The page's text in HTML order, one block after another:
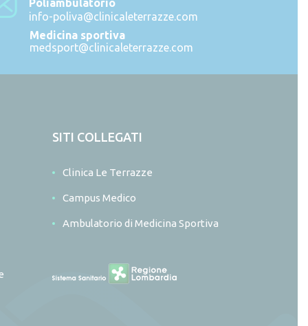
Poliambulatorio
info-poliva@clinicaleterrazze.com
Medicina sportiva
medsport@clinicaleterrazze.com
SITI COLLEGATI
Clinica Le Terrazze
Campus Medico
Ambulatorio di Medicina Sportiva